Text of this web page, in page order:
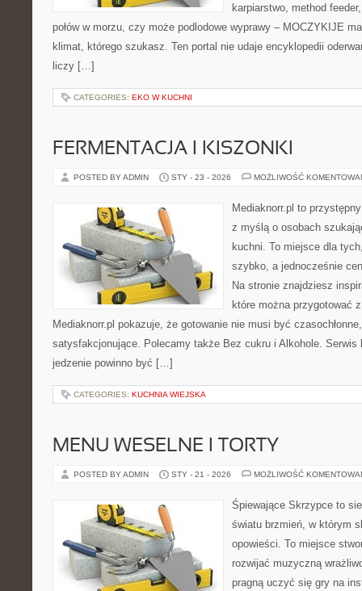
karpiarstwo, method
połów w morzu, czy może podlodowe wyprawy – MOCZYKIJE
klimat, którego szukasz. Ten portal nie udaje encyklopedii
liczy […]
CATEGORIES: EKO W KUCHNI
FERMENTACJA I KISZONKI
POSTED BY ADMIN STY - 23 - 2026 MOŻLIWOŚĆ
Mediaknorr.pl to
z myślą o osobach
kuchni. To miejsce dla
szybko, a jednocześnie
Na stronie znajdziesz
które można przygotować
Mediaknorr.pl pokazuje, że gotowanie nie musi być
satysfakcjonujące. Polecamy także Bez cukru i Alkohole. Serwis
jedzenie powinno być […]
CATEGORIES: KUCHNIA WIEJSKA
MENU WESELNE I TORTY
POSTED BY ADMIN STY - 21 - 2026 MOŻLIWOŚĆ
Śpiewające Skrzypce to
światu brzmień, w którym
opowieści. To miejsce
rozwijać muzyczną
pragną uczyć się gry na